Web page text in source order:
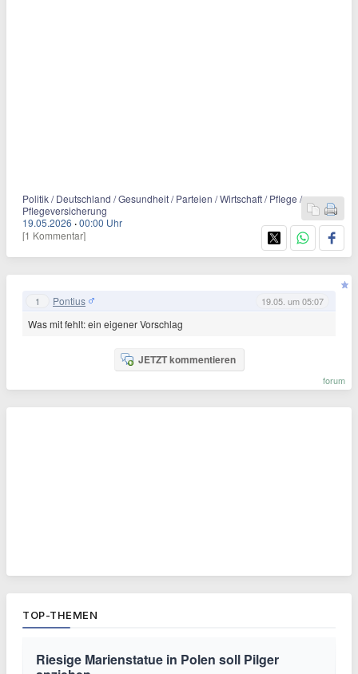
Politik / Deutschland / Gesundheit / Parteien / Wirtschaft / Pflege /
Pflegeversicherung
19.05.2026 ·00:00 Uhr
[1 Kommentar]
1 Pontius 19.05. um 05:07
Was mit fehlt: ein eigener Vorschlag
JETZT kommentieren
forum
TOP-THEMEN
Riesige Marienstatue in Polen soll Pilger